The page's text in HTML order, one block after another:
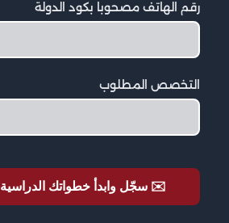
رقم الهاتف مصحوبا بكود الدولة
التخصص المطلوب
✉️ سجّل وابدأ خطواتك الدراسية